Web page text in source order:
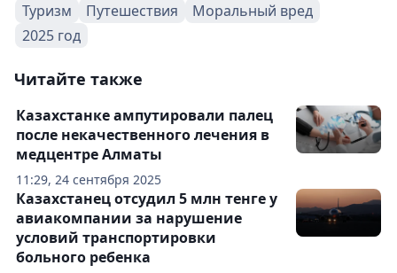
Туризм
Путешествия
Моральный вред
2025 год
Читайте также
11:29, 24 сентября 2025
Казахстанке ампутировали палец
после некачественного лечения в
медцентре Алматы
Казахстанец отсудил 5 млн тенге у
авиакомпании за нарушение
условий транспортировки
больного ребенка